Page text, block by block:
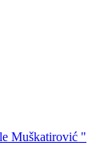
Muškatirović "